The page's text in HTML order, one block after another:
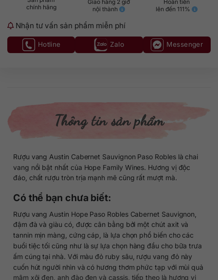
chính hãng
Giao hàng 2 giờ
nội thành
Hoàn tiền
lên đến 111%
Nhận tư vấn sản phẩm miễn phí
Hotline Zalo Messenger
Thông tin sản phẩm
Rượu vang Austin Cabernet Sauvignon Paso Robles là chai
vang nổi bật nhất của Hope Family Wines. Hương vị độc
đáo, chất rượu tròn trịa mạnh mẽ cũng rất mượt mà.
Có thể bạn chưa biết:
Rượu vang Austin Hope Paso Robles Cabernet Sauvignon,
đậm đà và giàu có, được cân bằng bởi một chút axit và
tannin mịn màng, cứng cáp, là lựa chọn phổ biến cho các
buổi tiệc tối cũng như là sự lựa chọn hàng đầu cho bữa trưa
ấm cúng tại nhà. Với màu đỏ ruby sâu, rượu vang đỏ này
cuốn hút người nhìn và có hương thơm phức tạp với mùi quả
mâm xôi đen, anh đào đen và cassis, tiếp theo là hương vị